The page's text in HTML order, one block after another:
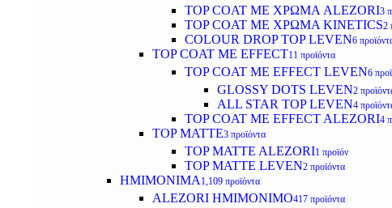
TOP COAT ΜΕ ΧΡΩΜΑ ALEZORI3
TOP COAT ΜΕ ΧΡΩΜΑ KINETICS2
COLOUR DROP TOP LEVEN6
TOP COAT ΜΕ EFFECT11 προϊόντα
TOP COAT ME EFFECT LEVEN6
GLOSSY DOTS LEVEN2
ALL STAR TOP LEVEN4
TOP COAT ME EFFECT ALEZORI4
TOP MATTE3 προϊόντα
TOP MATTE ALEZORI1 προϊόν
TOP MATTE LEVEN2 προϊόντα
ΗΜΙΜΟΝΙΜΑ 1,109 προϊόντα
ALEZORI ΗΜΙΜΟΝΙΜΟ417 προϊόντα